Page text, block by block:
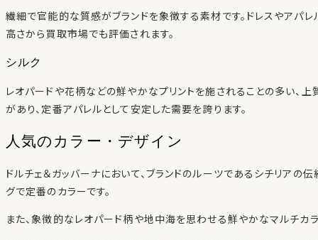
繊細で官能的な質感がブランドを象徴する素材です。ドレスやアパレ
高さから買取市場でも評価されます。
シルク
レオパードや花柄などの鮮やかなプリントを施されることの多い、
があり、定番アパレルとして安定した需要を誇ります。
人気のカラー・デザイン
ドルチェ＆ガッバーナにおいて、ブランドのルーツであるシチリアの伝
グで定番のカラーです。
また、象徴的なレオパード柄や地中海を思わせる鮮やかなマルチカ